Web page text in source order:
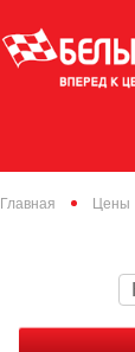
Главная Цены